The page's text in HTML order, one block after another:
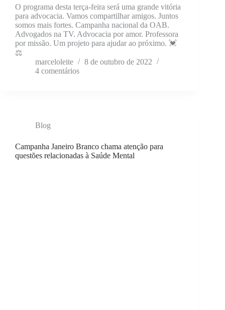
O programa desta terça-feira será uma grande vitória
para advocacia. Vamos compartilhar amigos. Juntos
somos mais fortes. Campanha nacional da OAB.
Advogados na TV. Advocacia por amor. Professora
por missão. Um projeto para ajudar ao próximo. 💓
⚖️
marceloleite
8 de outubro de 2022
4 comentários
Blog
Campanha Janeiro Branco chama atenção para
questões relacionadas à Saúde Mental